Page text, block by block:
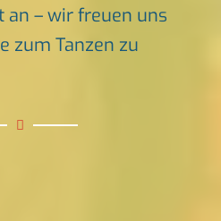
– wir freuen uns
zum Tanzen zu